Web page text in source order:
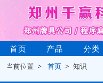
首页 产品 分类
当前位置 >首页 > 知识